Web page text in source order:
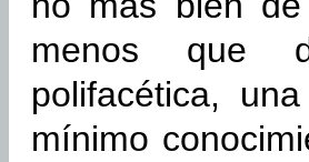
menos que
polifacética,
mínimo